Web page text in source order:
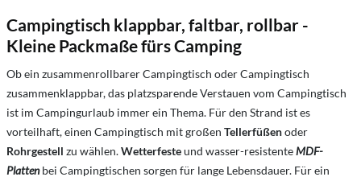
Campingtisch klappbar, faltbar, rollbar -
Kleine Packmaße fürs Camping
Ob ein zusammenrollbarer Campingtisch oderCampingtisch
zusammenklappbar, das platzsparende Verstauen vom Campingtisch
ist im Campingurlaub immer ein Thema. Für den Strand ist es
vorteilhaft, einen Campingtisch mit großen Tellerfüßenoder
Rohrgestell zu wählen.Wetterfesteund wasser-resistenteMDF-
Plattenbei Campingtischen sorgen für lange Lebensdauer. Für ein